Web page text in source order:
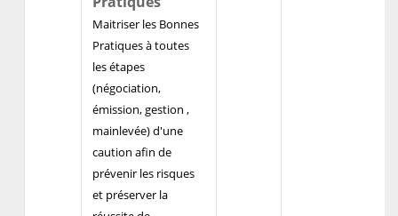
Maitriser les Bonnes
Pratiques à toutes
les étapes
(négociation,
émission, gestion ,
mainlevée) d'une
caution afin de
prévenir les risques
et préserver la